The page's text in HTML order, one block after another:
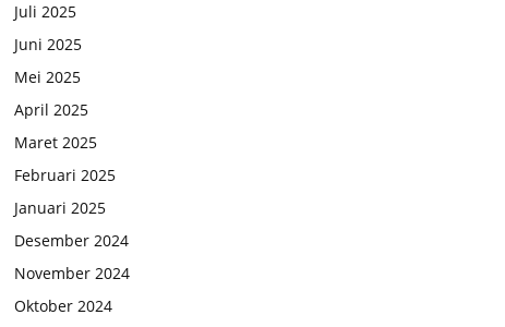
Juli 2025
Juni 2025
Mei 2025
April 2025
Maret 2025
Februari 2025
Januari 2025
Desember 2024
November 2024
Oktober 2024